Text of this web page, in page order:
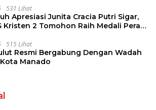
531 Lihat
Apresiasi Junita Cracia Putri Sigar,
Kristen 2 Tomohon Raih Medali Perak
515 Lihat
Resmi Bergabung Dengan Wadah
Manado